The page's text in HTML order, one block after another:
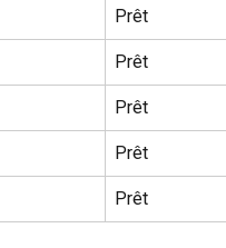
Prêt
Prêt
Prêt
Prêt
Prêt